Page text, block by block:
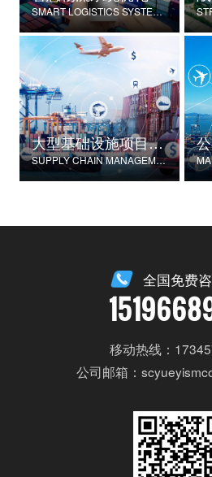
SMART LOGISTICS SYSTEM OPTIMIZATION
大型基础设施项目物资供应链管理
SUPPLY CHAIN MANAGEMENT FOR LARGE-SCALE INFRASTRUCTURE PROJECTS
全国免费
移动热线：
公司邮箱：